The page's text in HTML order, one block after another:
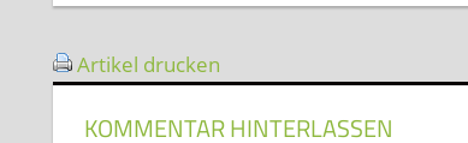
Artikel drucken
KOMMENTAR HINTERLASSEN